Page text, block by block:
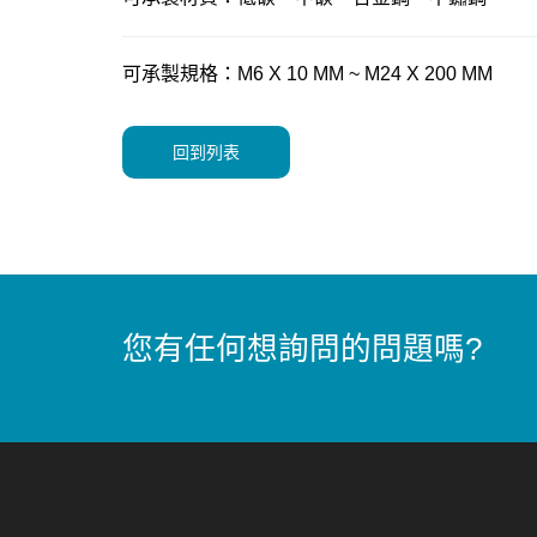
可承製規格：M6 X 10 MM ~ M24 X 200 MM
回到列表
您有任何想詢問的問題嗎?